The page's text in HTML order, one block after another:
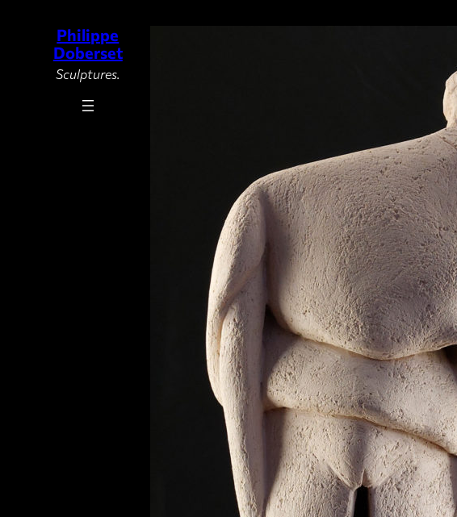
contenu
Philippe
Doberset
Sculptures.